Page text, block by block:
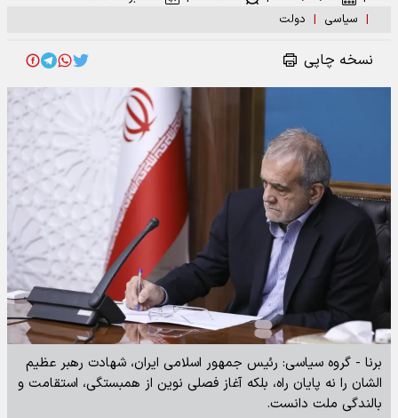
| سیاسی | دولت
نسخه چاپی
برنا - گروه سیاسی: رئیس جمهور اسلامی ایران، شهادت رهبر عظیم
الشان را نه پایان راه، بلکه آغاز فصلی نوین از همبستگی، استقامت و
بالندگی ملت دانست.